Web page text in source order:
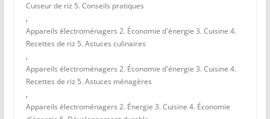
Cuiseur de riz 5. Conseils pratiques
,
Appareils électroménagers 2. Économie d'énergie 3. Cuisine 4.
Recettes de riz 5. Astuces culinaires
,
Appareils électroménagers 2. Économie d'énergie 3. Cuisine 4.
Recettes de riz 5. Astuces ménagères
,
Appareils électroménagers 2. Énergie 3. Cuisine 4. Économie